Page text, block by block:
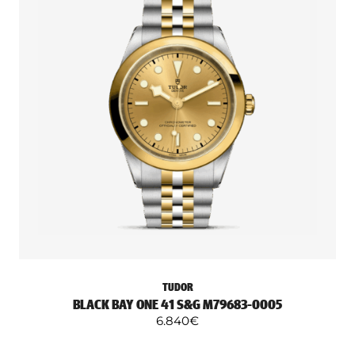
TUDOR
BLACK BAY ONE 41 S&G M79683-0005
6.840€